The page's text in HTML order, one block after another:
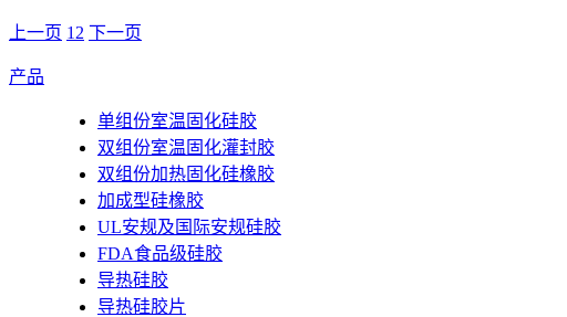
上一页 1 2 下一页
产品
单组份室温固化硅胶
双组份室温固化灌封胶
双组份加热固化硅橡胶
加成型硅橡胶
UL安规及国际安规硅胶
FDA食品级硅胶
导热硅胶
导热硅胶片